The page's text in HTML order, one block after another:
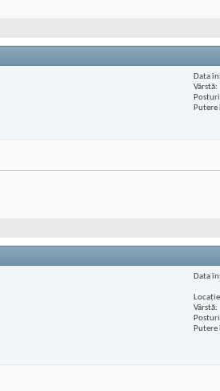
Data
Vârstă
Posturi
Putere
Data
Locaţie
Vârstă
Posturi
Putere